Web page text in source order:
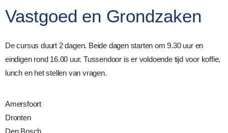
Vastgoed en Grondzaken
De cursus duurt 2 dagen. Beide dagen starten om 9.30 uur en
eindigen rond 16.00 uur. Tussendoor is er voldoende tijd voor koffie,
lunch en het stellen van vragen.
Amersfoort
Dronten